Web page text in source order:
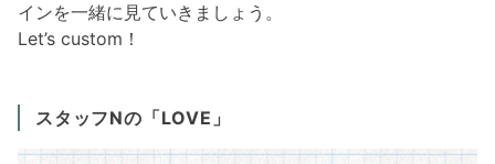
インを一緒に見ていきましょう。
Let’s custom！
スタッフNの「LOVE」